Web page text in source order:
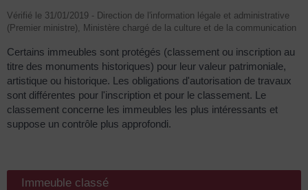
Vérifié le 31/01/2019 - Direction de l'information légale et administrative
(Premier ministre), Ministère chargé de la culture et de la communication
Certains immeubles sont protégés (classement ou inscription au
titre des monuments historiques) pour leur valeur patrimoniale,
artistique ou historique. Les obligations d'autorisation de travaux
sont différentes pour l'inscription et pour le classement. Le
classement concerne les immeubles les plus intéressants et
suppose un contrôle plus approfondi.
Immeuble classé